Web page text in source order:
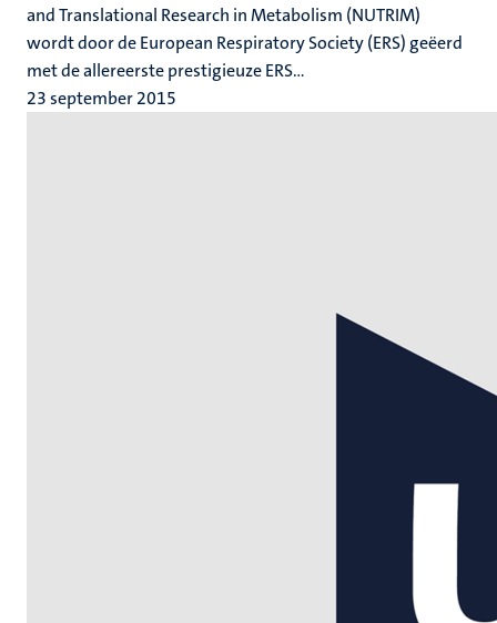
and Translational Research in Metabolism (NUTRIM)
wordt door de European Respiratory Society (ERS) geëerd
met de allereerste prestigieuze ERS...
23 september 2015